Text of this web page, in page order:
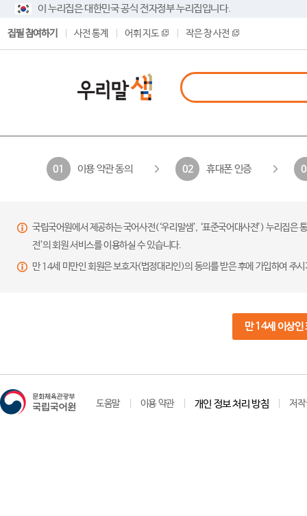
이 누리집은 대한민국 공식 전자정부 누리집입니다.
집필 참여하기 사전 통계 어휘 지도 작은 창 사전
01 이용 약관 동의 02 휴대폰 인증
국립국어원에서 제공하는 국어사전(‘우리말샘’, ‘표준국어대사전’) 누리집
전’의 회원 서비스를 이용하실 수 있습니다.
만 14세 미만인 회원은 보호자(법정대리인)의 동의를 받은 후에 가입하여 주
만 14세 이상인
도움말 이용 약관 개인 정보 처리 방침 저